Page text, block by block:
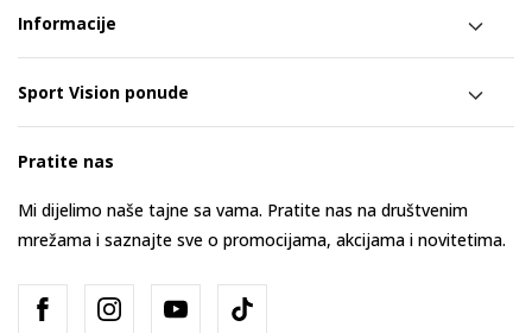
Informacije
Sport Vision ponude
Pratite nas
Mi dijelimo naše tajne sa vama. Pratite nas na društvenim
mrežama i saznajte sve o promocijama, akcijama i novitetima.